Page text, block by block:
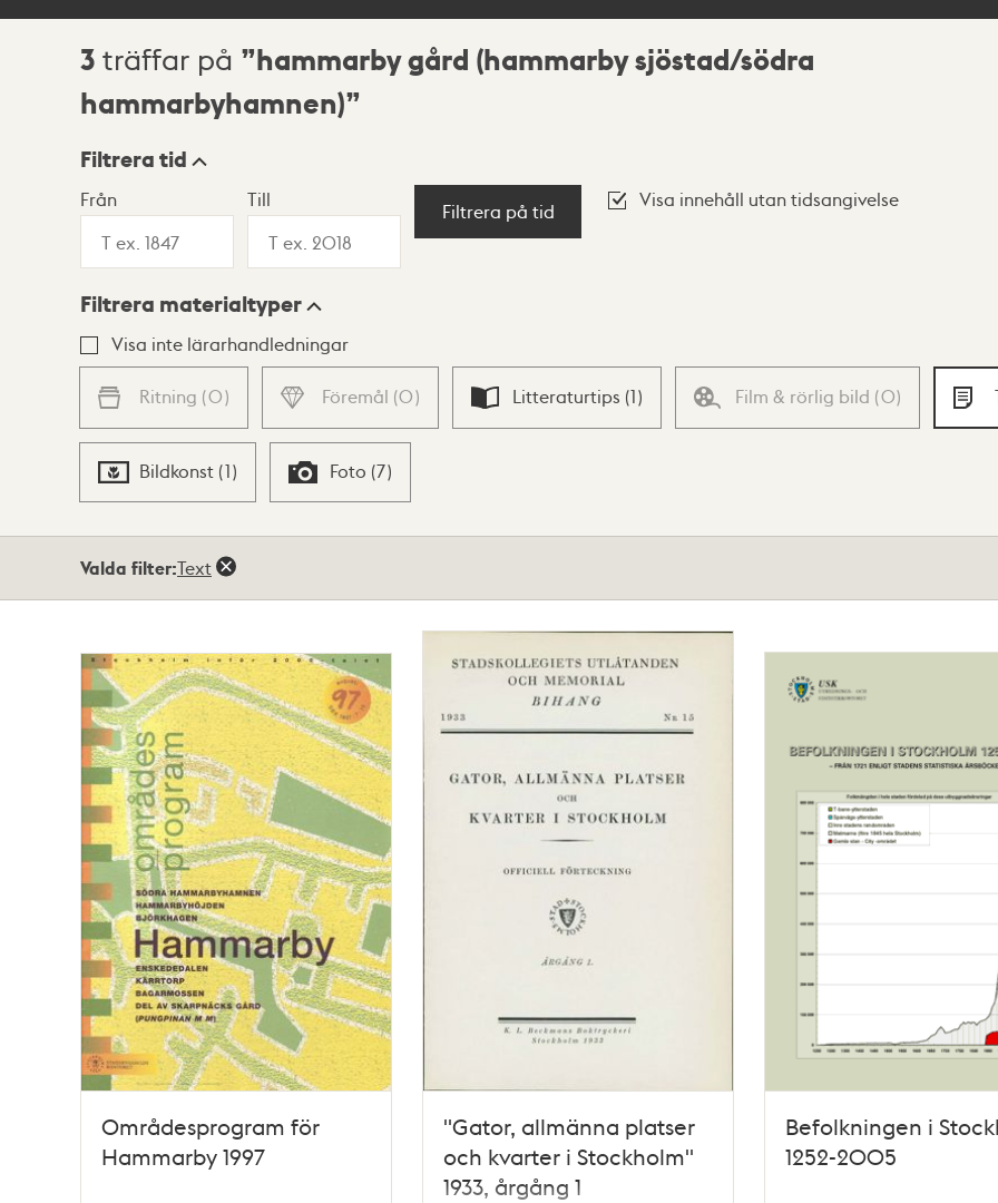
Sökresultat
3 träffar på
hammarby gård (hammarby sjöstad/södra
hammarbyhamnen)
Visningsläge
Lista Karta
Filtrera tid
Från Till
Filtrera på tid
Visa innehåll utan tidsangivelse
Filtrera materialtyper
Visa inte lärarhandledningar
Ritning (0) Föremål (0) Litteraturtips (1) Film & rörlig bild (0)
Bildkonst (1) Foto (7)
Valda filter:Text
Områdesprogram för
Hammarby 1997
"Gator, allmänna platser
och kvarter i Stockholm"
1933, årgång 1
Befolkningen i
1252-2005